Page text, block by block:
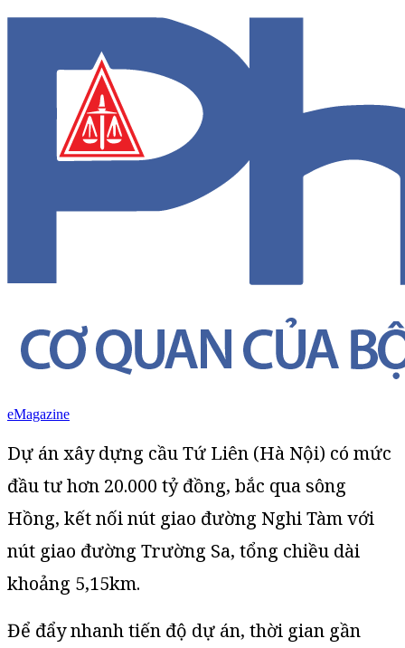
eMagazine
Dự án xây dựng cầu Tứ Liên (Hà Nội) có mức
đầu tư hơn 20.000 tỷ đồng, bắc qua sông
Hồng, kết nối nút giao đường Nghi Tàm với
nút giao đường Trường Sa, tổng chiều dài
khoảng 5,15km.
Để đẩy nhanh tiến độ dự án, thời gian gần